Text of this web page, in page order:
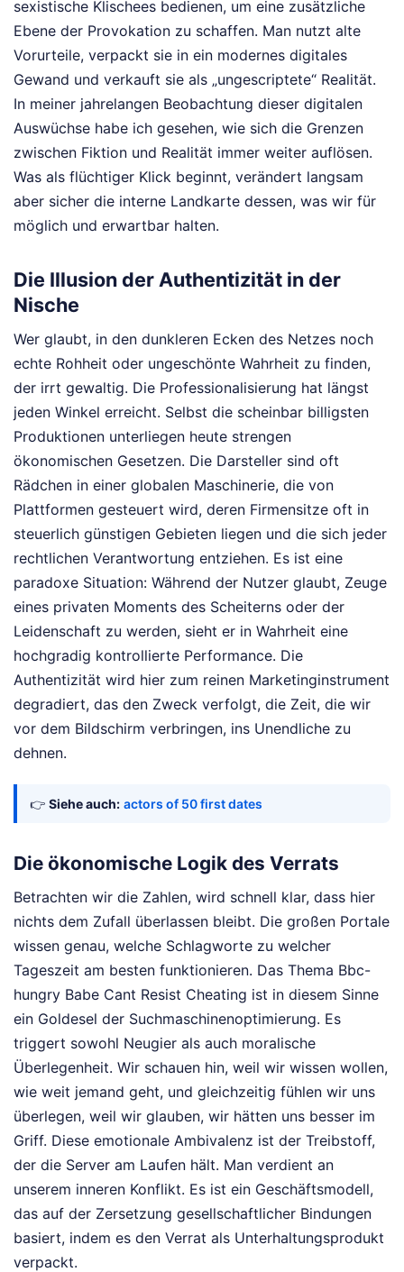
sexistische Klischees bedienen, um eine zusätzliche
Ebene der Provokation zu schaffen. Man nutzt alte
Vorurteile, verpackt sie in ein modernes digitales
Gewand und verkauft sie als „ungescriptete“ Realität.
In meiner jahrelangen Beobachtung dieser digitalen
Auswüchse habe ich gesehen, wie sich die Grenzen
zwischen Fiktion und Realität immer weiter auflösen.
Was als flüchtiger Klick beginnt, verändert langsam
aber sicher die interne Landkarte dessen, was wir für
möglich und erwartbar halten.
Die Illusion der Authentizität in der
Nische
Wer glaubt, in den dunkleren Ecken des Netzes noch
echte Rohheit oder ungeschönte Wahrheit zu finden,
der irrt gewaltig. Die Professionalisierung hat längst
jeden Winkel erreicht. Selbst die scheinbar billigsten
Produktionen unterliegen heute strengen
ökonomischen Gesetzen. Die Darsteller sind oft
Rädchen in einer globalen Maschinerie, die von
Plattformen gesteuert wird, deren Firmensitze oft in
steuerlich günstigen Gebieten liegen und die sich jeder
rechtlichen Verantwortung entziehen. Es ist eine
paradoxe Situation: Während der Nutzer glaubt, Zeuge
eines privaten Moments des Scheiterns oder der
Leidenschaft zu werden, sieht er in Wahrheit eine
hochgradig kontrollierte Performance. Die
Authentizität wird hier zum reinen Marketinginstrument
degradiert, das den Zweck verfolgt, die Zeit, die wir
vor dem Bildschirm verbringen, ins Unendliche zu
dehnen.
👉 Siehe auch: actors of 50 first dates
Die ökonomische Logik des Verrats
Betrachten wir die Zahlen, wird schnell klar, dass hier
nichts dem Zufall überlassen bleibt. Die großen Portale
wissen genau, welche Schlagworte zu welcher
Tageszeit am besten funktionieren. Das Thema Bbc-
hungry Babe Cant Resist Cheating ist in diesem Sinne
ein Goldesel der Suchmaschinenoptimierung. Es
triggert sowohl Neugier als auch moralische
Überlegenheit. Wir schauen hin, weil wir wissen wollen,
wie weit jemand geht, und gleichzeitig fühlen wir uns
überlegen, weil wir glauben, wir hätten uns besser im
Griff. Diese emotionale Ambivalenz ist der Treibstoff,
der die Server am Laufen hält. Man verdient an
unserem inneren Konflikt. Es ist ein Geschäftsmodell,
das auf der Zersetzung gesellschaftlicher Bindungen
basiert, indem es den Verrat als Unterhaltungsprodukt
verpackt.